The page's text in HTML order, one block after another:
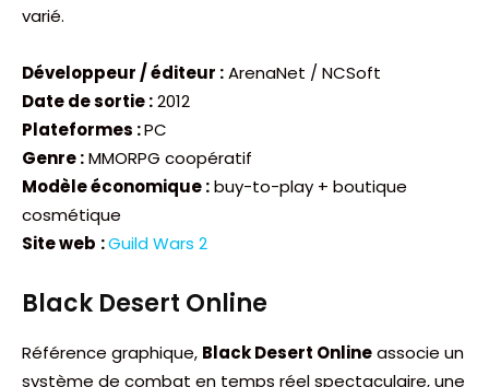
varié.
Développeur / éditeur :ArenaNet / NCSoft
Date de sortie :2012
Plateformes :PC
Genre :MMORPG coopératif
Modèle économique :buy-to-play + boutique
cosmétique
Site web :Guild Wars 2
Black Desert Online
Référence graphique, Black Desert Onlineassocie un
système de combat en temps réel spectaculaire, une